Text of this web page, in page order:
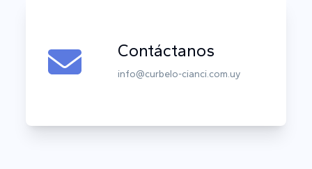
Contáctanos
info@curbelo-cianci.com.uy